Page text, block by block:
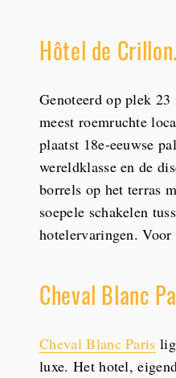
Hôtel de
Genoteerd op plek
meest roemruchte
plaatst 18e-eeuwse
wereldklasse en de
borrels op het terras
soepele schakelen
hotelervaringen. Voor
Cheval Blanc
Cheval Blanc Paris
luxe. Het hotel,